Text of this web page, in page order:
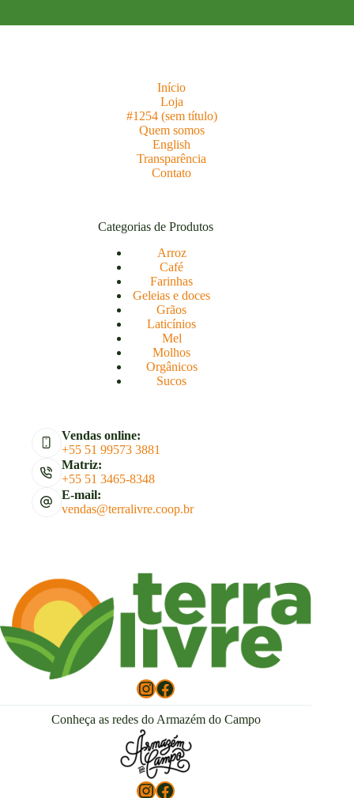
Início
Loja
#1254 (sem título)
Quem somos
English
Transparência
Contato
Categorias de Produtos
Arroz
Café
Farinhas
Geleias e doces
Grãos
Laticínios
Mel
Molhos
Orgânicos
Sucos
Vendas online:
+55 51 99573 3881
Matriz:
+55 51 3465-8348
E-mail:
vendas@terralivre.coop.br
InstagramFacebook
Conheça as redes do Armazém do Campo
Instagram
Facebook